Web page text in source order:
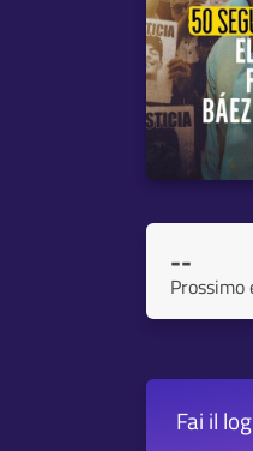
--
Prossimo
Fai il